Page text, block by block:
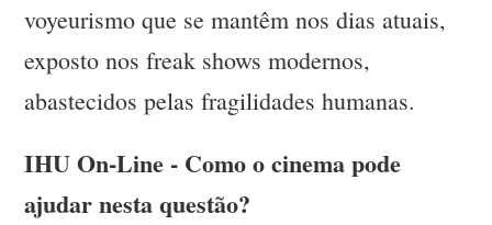
voyeurismo que se mantêm nos dias atuais,
exposto nos freak shows modernos,
abastecidos pelas fragilidades humanas.
IHU On-Line - Como o cinema pode
ajudar nesta questão?